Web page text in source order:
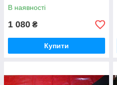
В наявності
1 080 ₴
Купити